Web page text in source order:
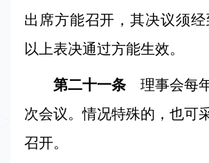
出席方能召开，其决议须
以上表决通过方能生效。
第二十一条 理事会每
次会议。情况特殊的，也可
召开。